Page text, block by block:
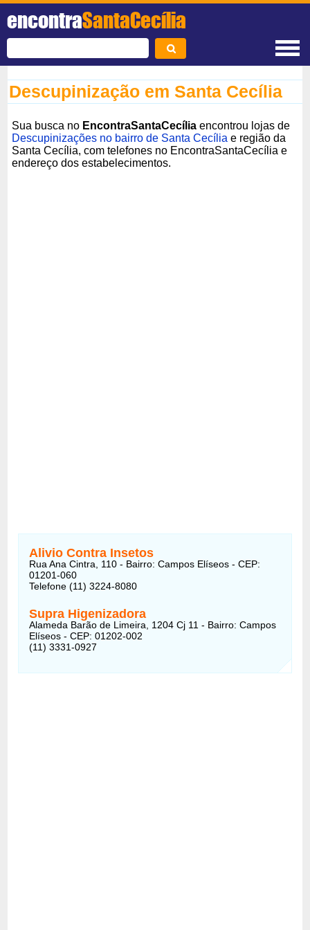
encontraSantaCecília
Descupinização em Santa Cecília
Sua busca no EncontraSantaCecília encontrou lojas de
Descupinizações no bairro de Santa Cecília e região da
Santa Cecília, com telefones no EncontraSantaCecília e
endereço dos estabelecimentos.
Alivio Contra Insetos
Rua Ana Cintra, 110 - Bairro: Campos Elíseos - CEP:
01201-060
Telefone (11) 3224-8080
Supra Higenizadora
Alameda Barão de Limeira, 1204 Cj 11 - Bairro: Campos
Elíseos - CEP: 01202-002
(11) 3331-0927